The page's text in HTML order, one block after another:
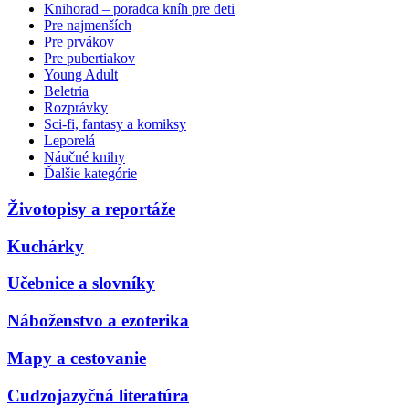
Knihorad – poradca kníh pre deti
Pre najmenších
Pre prvákov
Pre pubertiakov
Young Adult
Beletria
Rozprávky
Sci-fi, fantasy a komiksy
Leporelá
Náučné knihy
Ďalšie kategórie
Životopisy a reportáže
Kuchárky
Učebnice a slovníky
Náboženstvo a ezoterika
Mapy a cestovanie
Cudzojazyčná literatúra